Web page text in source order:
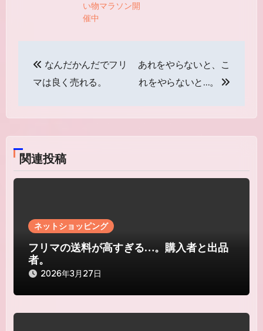
い物マラソン開
催中
稿
ビ
ゲ
ー
ョ
ン
なんだかんだでフリ
マは良く売れる。
あれをやらないと、こ
れをやらないと…。
関連投稿
ネットショッピング
フリマの送料が高すぎる…。購入者と出品
者。
2026年3月27日